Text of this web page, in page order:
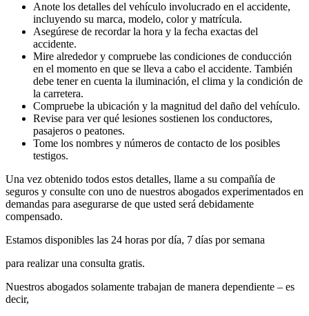
Anote los detalles del vehículo involucrado en el accidente,
incluyendo su marca, modelo, color y matrícula.
Asegúrese de recordar la hora y la fecha exactas del
accidente.
Mire alrededor y compruebe las condiciones de conducción
en el momento en que se lleva a cabo el accidente. También
debe tener en cuenta la iluminación, el clima y la condición de
la carretera.
Compruebe la ubicación y la magnitud del daño del vehículo.
Revise para ver qué lesiones sostienen los conductores,
pasajeros o peatones.
Tome los nombres y números de contacto de los posibles
testigos.
Una vez obtenido todos estos detalles, llame a su compañía de
seguros y consulte con uno de nuestros abogados experimentados en
demandas para asegurarse de que usted será debidamente
compensado.
Estamos disponibles las 24 horas por día, 7 días por semana
para realizar una consulta gratis.
Nuestros abogados solamente trabajan de manera dependiente – es
decir,